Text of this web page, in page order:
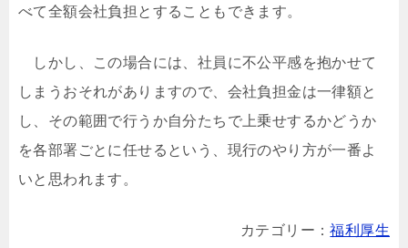
べて全額会社負担とすることもできます。
しかし、この場合には、社員に不公平感を抱かせて
しまうおそれがありますので、会社負担金は一律額と
し、その範囲で行うか自分たちで上乗せするかどうか
を各部署ごとに任せるという、現行のやり方が一番よ
いと思われます。
カテゴリー：福利厚生